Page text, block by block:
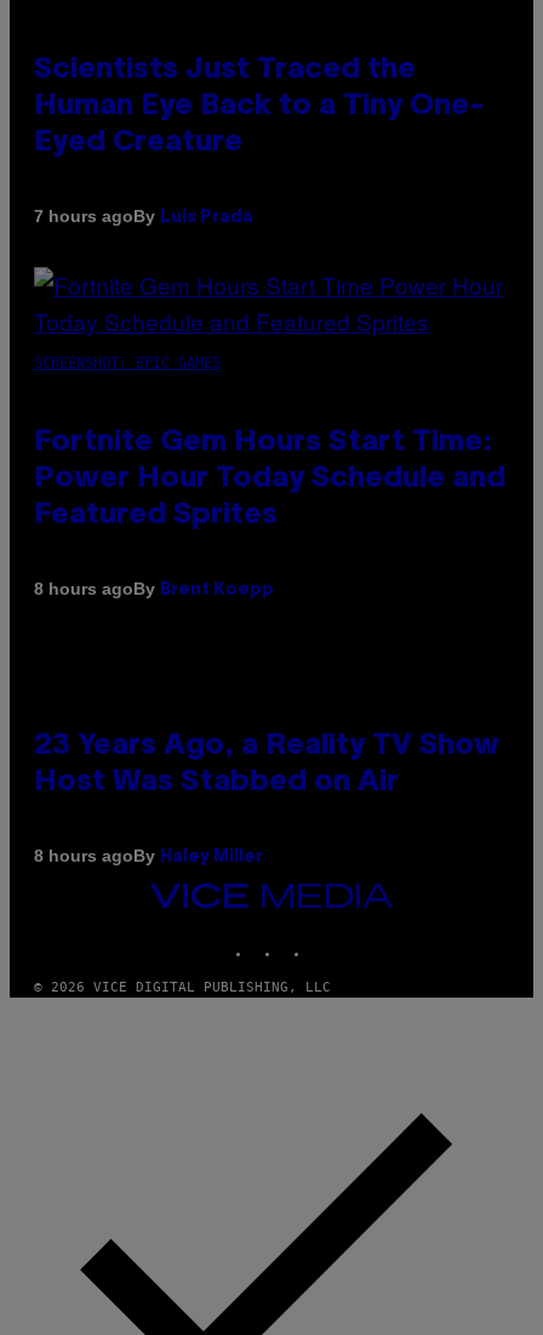
Scientists Just Traced the
Human Eye Back to a Tiny One-
Eyed Creature
7 hours agoBy Luis Prada
SCREENSHOT: EPIC GAMES
Fortnite Gem Hours Start Time:
Power Hour Today Schedule and
Featured Sprites
8 hours agoBy Brent Koepp
23 Years Ago, a Reality TV Show
Host Was Stabbed on Air
8 hours agoBy Haley Miller
VICE
MEDIA
© 2026 VICE DIGITAL PUBLISHING, LLC